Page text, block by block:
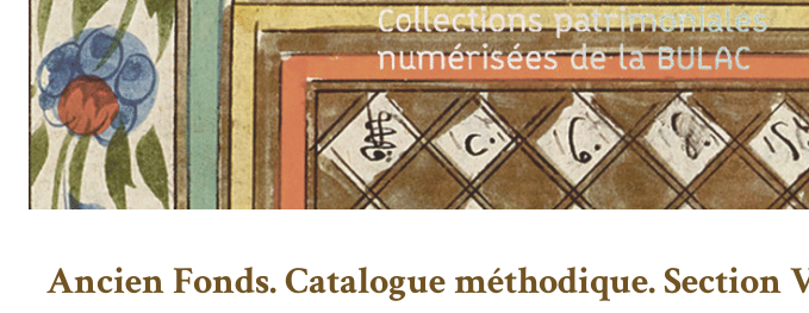
Ancien Fonds. Catalogue méthodique.